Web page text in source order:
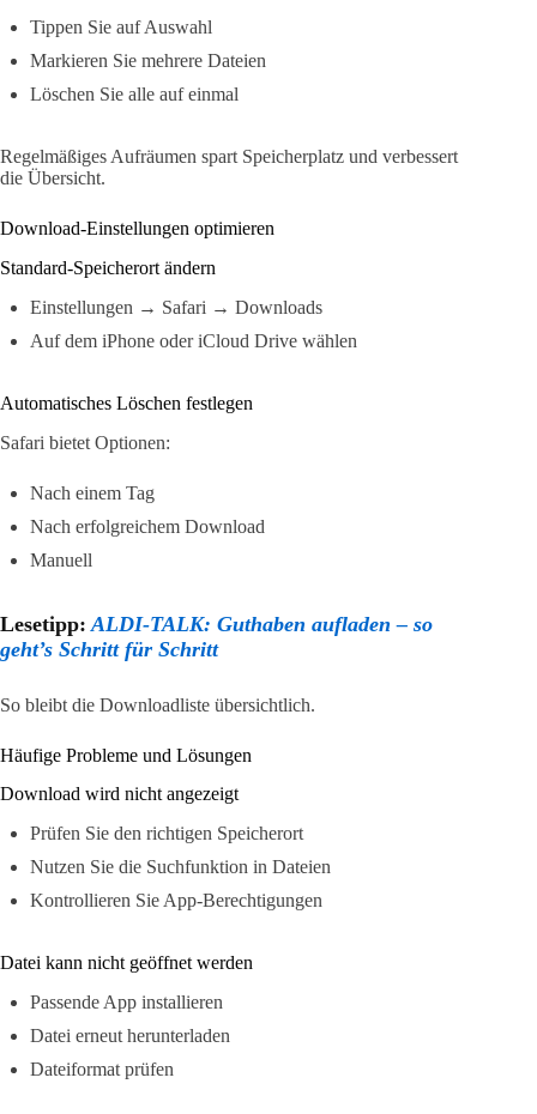
Tippen Sie auf Auswahl
Markieren Sie mehrere Dateien
Löschen Sie alle auf einmal
Regelmäßiges Aufräumen spart Speicherplatz und verbessert
die Übersicht.
Download-Einstellungen optimieren
Standard-Speicherort ändern
Einstellungen → Safari → Downloads
Auf dem iPhone oder iCloud Drive wählen
Automatisches Löschen festlegen
Safari bietet Optionen:
Nach einem Tag
Nach erfolgreichem Download
Manuell
Lesetipp: ALDI-TALK: Guthaben aufladen – so
geht’s Schritt für Schritt
So bleibt die Downloadliste übersichtlich.
Häufige Probleme und Lösungen
Download wird nicht angezeigt
Prüfen Sie den richtigen Speicherort
Nutzen Sie die Suchfunktion in Dateien
Kontrollieren Sie App-Berechtigungen
Datei kann nicht geöffnet werden
Passende App installieren
Datei erneut herunterladen
Dateiformat prüfen